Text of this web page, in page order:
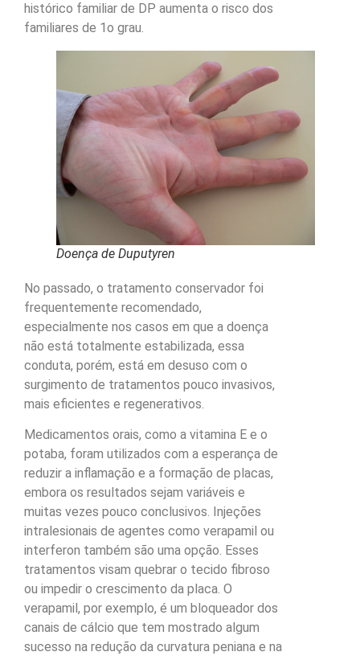
histórico familiar de DP aumenta o risco dos
familiares de 1o grau.
Doença de Duputyren
No passado, o tratamento conservador foi
frequentemente recomendado,
especialmente nos casos em que a doença
não está totalmente estabilizada, essa
conduta, porém, está em desuso com o
surgimento de tratamentos pouco invasivos,
mais eficientes e regenerativos.
Medicamentos orais, como a vitamina E e o
potaba, foram utilizados com a esperança de
reduzir a inflamação e a formação de placas,
embora os resultados sejam variáveis e
muitas vezes pouco conclusivos. Injeções
intralesionais de agentes como verapamil ou
interferon também são uma opção. Esses
tratamentos visam quebrar o tecido fibroso
ou impedir o crescimento da placa. O
verapamil, por exemplo, é um bloqueador dos
canais de cálcio que tem mostrado algum
sucesso na redução da curvatura peniana e na